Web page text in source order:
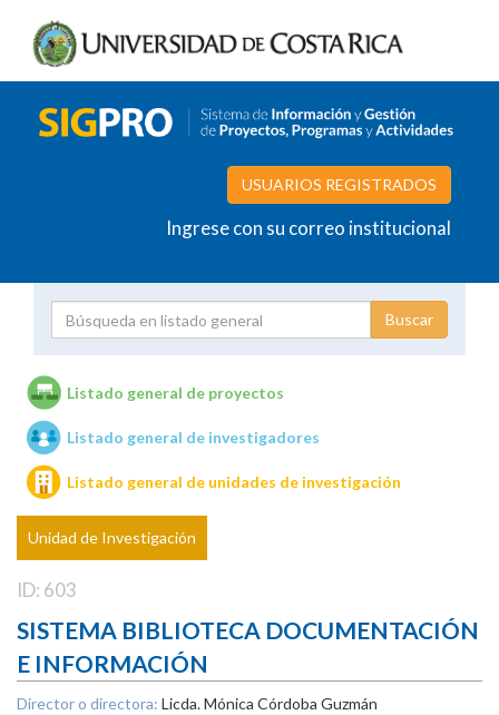
USUARIOS REGISTRADOS
Ingrese con su correo institucional
Unidades de investigación
Listado general de proyectos
Listado general de investigadores
Listado general de unidades de investigación
Unidad de Investigación
ID: 603
SISTEMA BIBLIOTECA DOCUMENTACIÓN
E INFORMACIÓN
Director o directora: Licda. Mónica Córdoba Guzmán